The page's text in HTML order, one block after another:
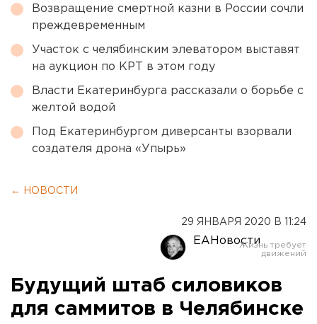
Возвращение смертной казни в России сочли
преждевременным
Участок с челябинским элеватором выставят
на аукцион по КРТ в этом году
Власти Екатеринбурга рассказали о борьбе с
желтой водой
Под Екатеринбургом диверсанты взорвали
создателя дрона «Упырь»
← НОВОСТИ
29 ЯНВАРЯ 2020 В 11:24
ЕАНовости
Будущий штаб силовиков
для саммитов в Челябинске